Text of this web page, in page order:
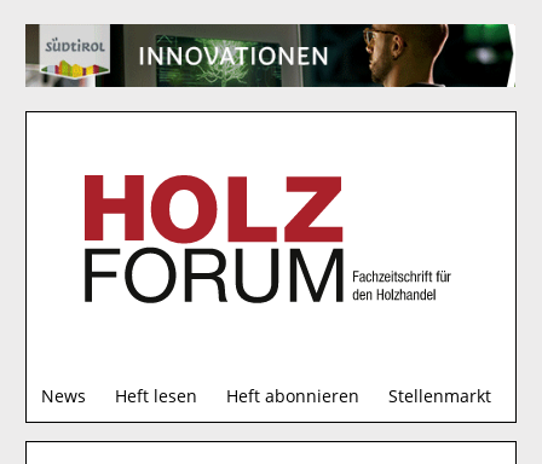
News Heft lesen Heft abonnieren Stellenmarkt
u
c